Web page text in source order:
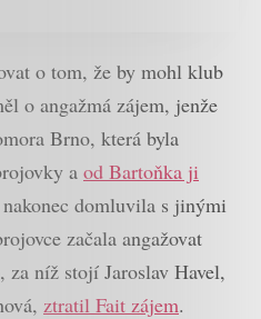
o tom, že by mohl klub
o angažmá zájem, jenže
Brno, která byla
a od Bartoňka ji
nakonec domluvila s jinými
začala angažovat
za níž stojí Jaroslav Havel,
ztratil Fait zájem.